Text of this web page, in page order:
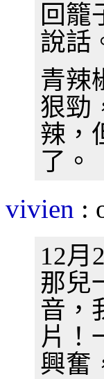
回籠
說話
青辣
狠勁
辣，
了。
vivien :
12月
那兒
音，
片！
興奮